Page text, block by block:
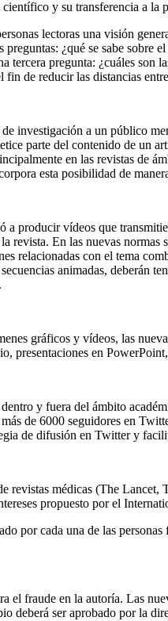
y su transferencia a la
lectoras una visión
¿qué se sabe sobre
tercera pregunta: ¿cuáles
de reducir las distancias
investigación a un público
parte del contenido de un
en las revistas de
esta posibilidad de
a producir vídeos que
revista. En las nuevas normas
relacionadas con el tema
animadas, deberán
gráficos y vídeos, las
presentaciones en
y fuera del ámbito
de 6000 seguidores en
de difusión en Twitter y
revistas médicas (The Lancet,
propuesto por el
por cada una de las
el fraude en la autoría. Las
deberá ser aprobado por la